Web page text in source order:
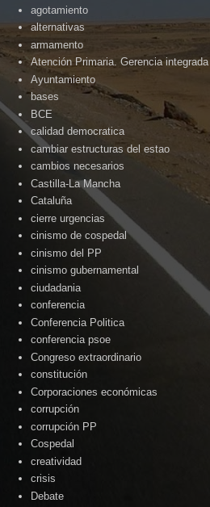
agotamiento
alternativas
armamento
Atención Primaria. Gerencia integrada
Ayuntamiento
bases
BCE
calidad democratica
cambiar estructuras del estao
cambios necesarios
Castilla-La Mancha
Cataluña
cierre urgencias
cinismo de cospedal
cinismo del PP
cinismo gubernamental
ciudadania
conferencia
Conferencia Politica
conferencia psoe
Congreso extraordinario
constitución
Corporaciones económicas
corrupción
corrupción PP
Cospedal
creatividad
crisis
Debate